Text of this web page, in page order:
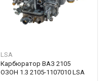
LSA
Карбюратор ВАЗ 2105
ОЗОН 1.3 2105-1107010 LSA